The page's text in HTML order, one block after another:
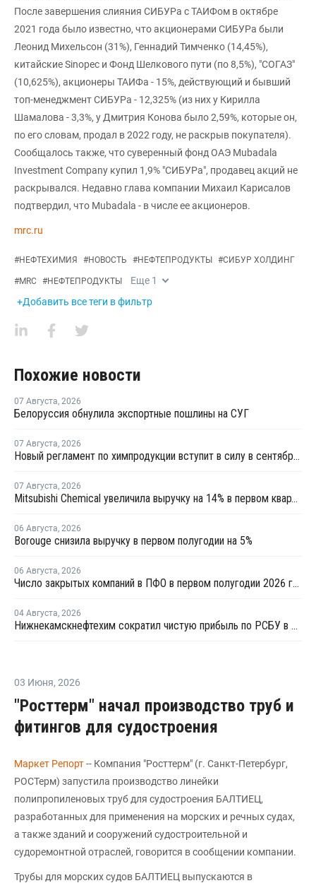
После завершения слияния СИБУРа с ТАИФом в октябре
2021 года было известно, что акционерами СИБУРа были
Леонид Михельсон (31%), Геннадий Тимченко (14,45%),
китайские Sinopec и Фонд Шелкового пути (по 8,5%), "СОГАЗ"
(10,625%), акционеры ТАИФа - 15%, действующий и бывший
топ-менеджмент СИБУРа - 12,325% (из них у Кирилла
Шамалова - 3,3%, у Дмитрия Конова было 2,59%, которые он,
по его словам, продал в 2022 году, не раскрыв покупателя).
Сообщалось также, что суверенный фонд ОАЭ Mubadala
Investment Company купил 1,9% "СИБУРа", продавец акций не
раскрывался. Недавно глава компании Михаил Карисалов
подтвердил, что Mubadala - в числе ее акционеров.
mrc.ru
#НЕФТЕХИМИЯ #НОВОСТЬ #НЕФТЕПРОДУКТЫ #СИБУР ХОЛДИНГ
#MRC #НЕФТЕПРОДУКТЫ Еще 1
+Добавить все теги в фильтр
Похожие новости
07 Августа, 2026
Белоруссия обнулила экспортные пошлины на СУГ
07 Августа, 2026
Новый регламент по химпродукции вступит в силу в сентябре 2027 года
07 Августа, 2026
Mitsubishi Chemical увеличила выручку на 14% в первом квартале японского финансового года
06 Августа, 2026
Borouge снизила выручку в первом полугодии на 5%
06 Августа, 2026
Число закрытых компаний в ПФО в первом полугодии 2026 года вдвое превысило число новых
04 Августа, 2026
Нижнекамскнефтехим сократил чистую прибыль по РСБУ в 15 раз в первом полугодии
03 Июня, 2026
"Росттерм" начал производство труб и
фитингов для судостроения
Маркет Репорт-- Компания "Росттерм" (г. Санкт-Петербург,
РОСТерм) запустила производство линейки
полипропиленовых труб для судостроения БАЛТИЕЦ,
разработанных для применения на морских и речных судах,
а также зданий и сооружений судостроительной и
судоремонтной отраслей, говорится в сообщении компании.
Трубы для морских судов БАЛТИЕЦ выпускаются в